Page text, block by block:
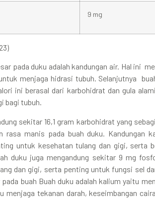
9 mg
pada duku adalah kandungan air. Hal ini
menjaga hidrasi tubuh. Selanjutnya
ini berasal dari karbohidrat dan gula
bagi tubuh.
sekitar 16,1 gram karbohidrat yang
rasa manis pada buah duku. Kandungan
untuk kesehatan tulang dan gigi, serta
duku juga mengandung sekitar 9 mg
dan gigi, serta penting untuk fungsi sel
buah Buah duku adalah kalium yaitu
menjaga tekanan darah, keseimbangan